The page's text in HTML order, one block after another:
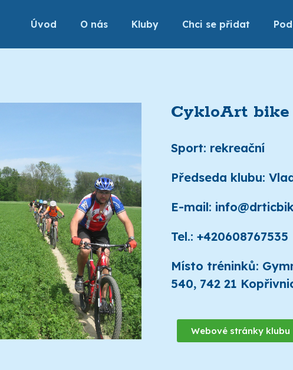
Úvod O nás Kluby Chci se přidat
CykloArt
Sport: rekreační
Předseda klubu:
E-mail:
Tel.: +420608767535
Místo tréninků:
540, 742 21
Webové stránky klubu